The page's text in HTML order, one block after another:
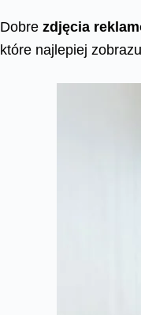
Dobre zdjęcia
które najlepiej